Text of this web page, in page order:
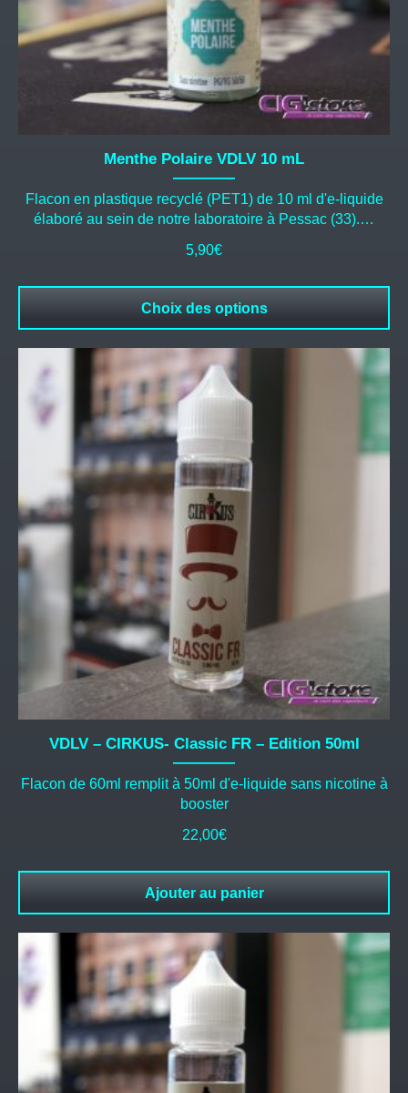
Menthe Polaire VDLV 10 mL
Flacon en plastique recyclé (PET1) de 10 ml d'e-liquide
élaboré au sein de notre laboratoire à Pessac (33).…
5,90€
Choix des options
du
produit
VDLV – CIRKUS- Classic FR – Edition 50ml
Flacon de 60ml remplit à 50ml d'e-liquide sans nicotine à
booster
22,00€
Ajouter au panier